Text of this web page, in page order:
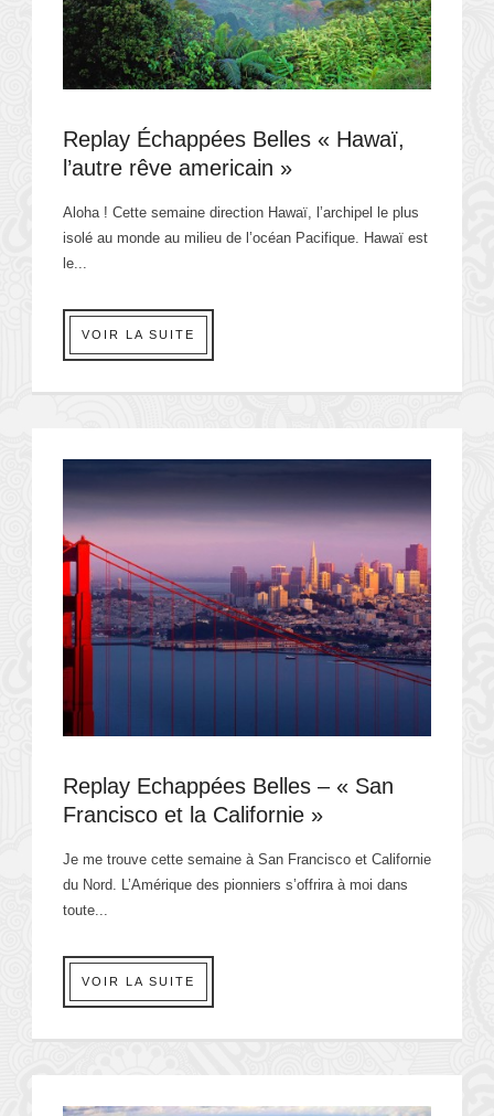
Replay Échappées Belles « Hawaï,
l’autre rêve americain »
Aloha ! Cette semaine direction Hawaï, l’archipel le plus
isolé au monde au milieu de l’océan Pacifique. Hawaï est
le...
VOIR LA SUITE
Replay Echappées Belles – « San
Francisco et la Californie »
Je me trouve cette semaine à San Francisco et Californie
du Nord. L’Amérique des pionniers s’offrira à moi dans
toute...
VOIR LA SUITE